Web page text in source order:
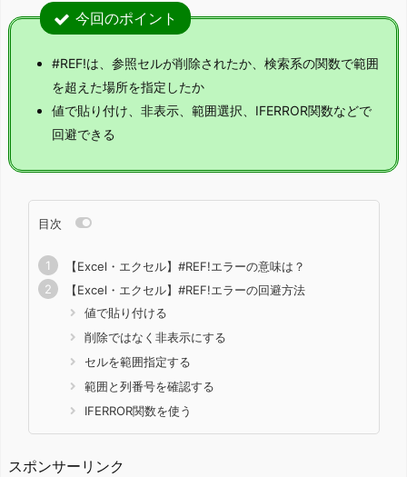
今回のポイント
#REF!は、参照セルが削除されたか、検索系の関数で範囲
を超えた場所を指定したか
値で貼り付け、非表示、範囲選択、IFERROR関数などで
回避できる
目次
【Excel・エクセル】#REF!エラーの意味は？
【Excel・エクセル】#REF!エラーの回避方法
値で貼り付ける
削除ではなく非表示にする
セルを範囲指定する
範囲と列番号を確認する
IFERROR関数を使う
スポンサーリンク